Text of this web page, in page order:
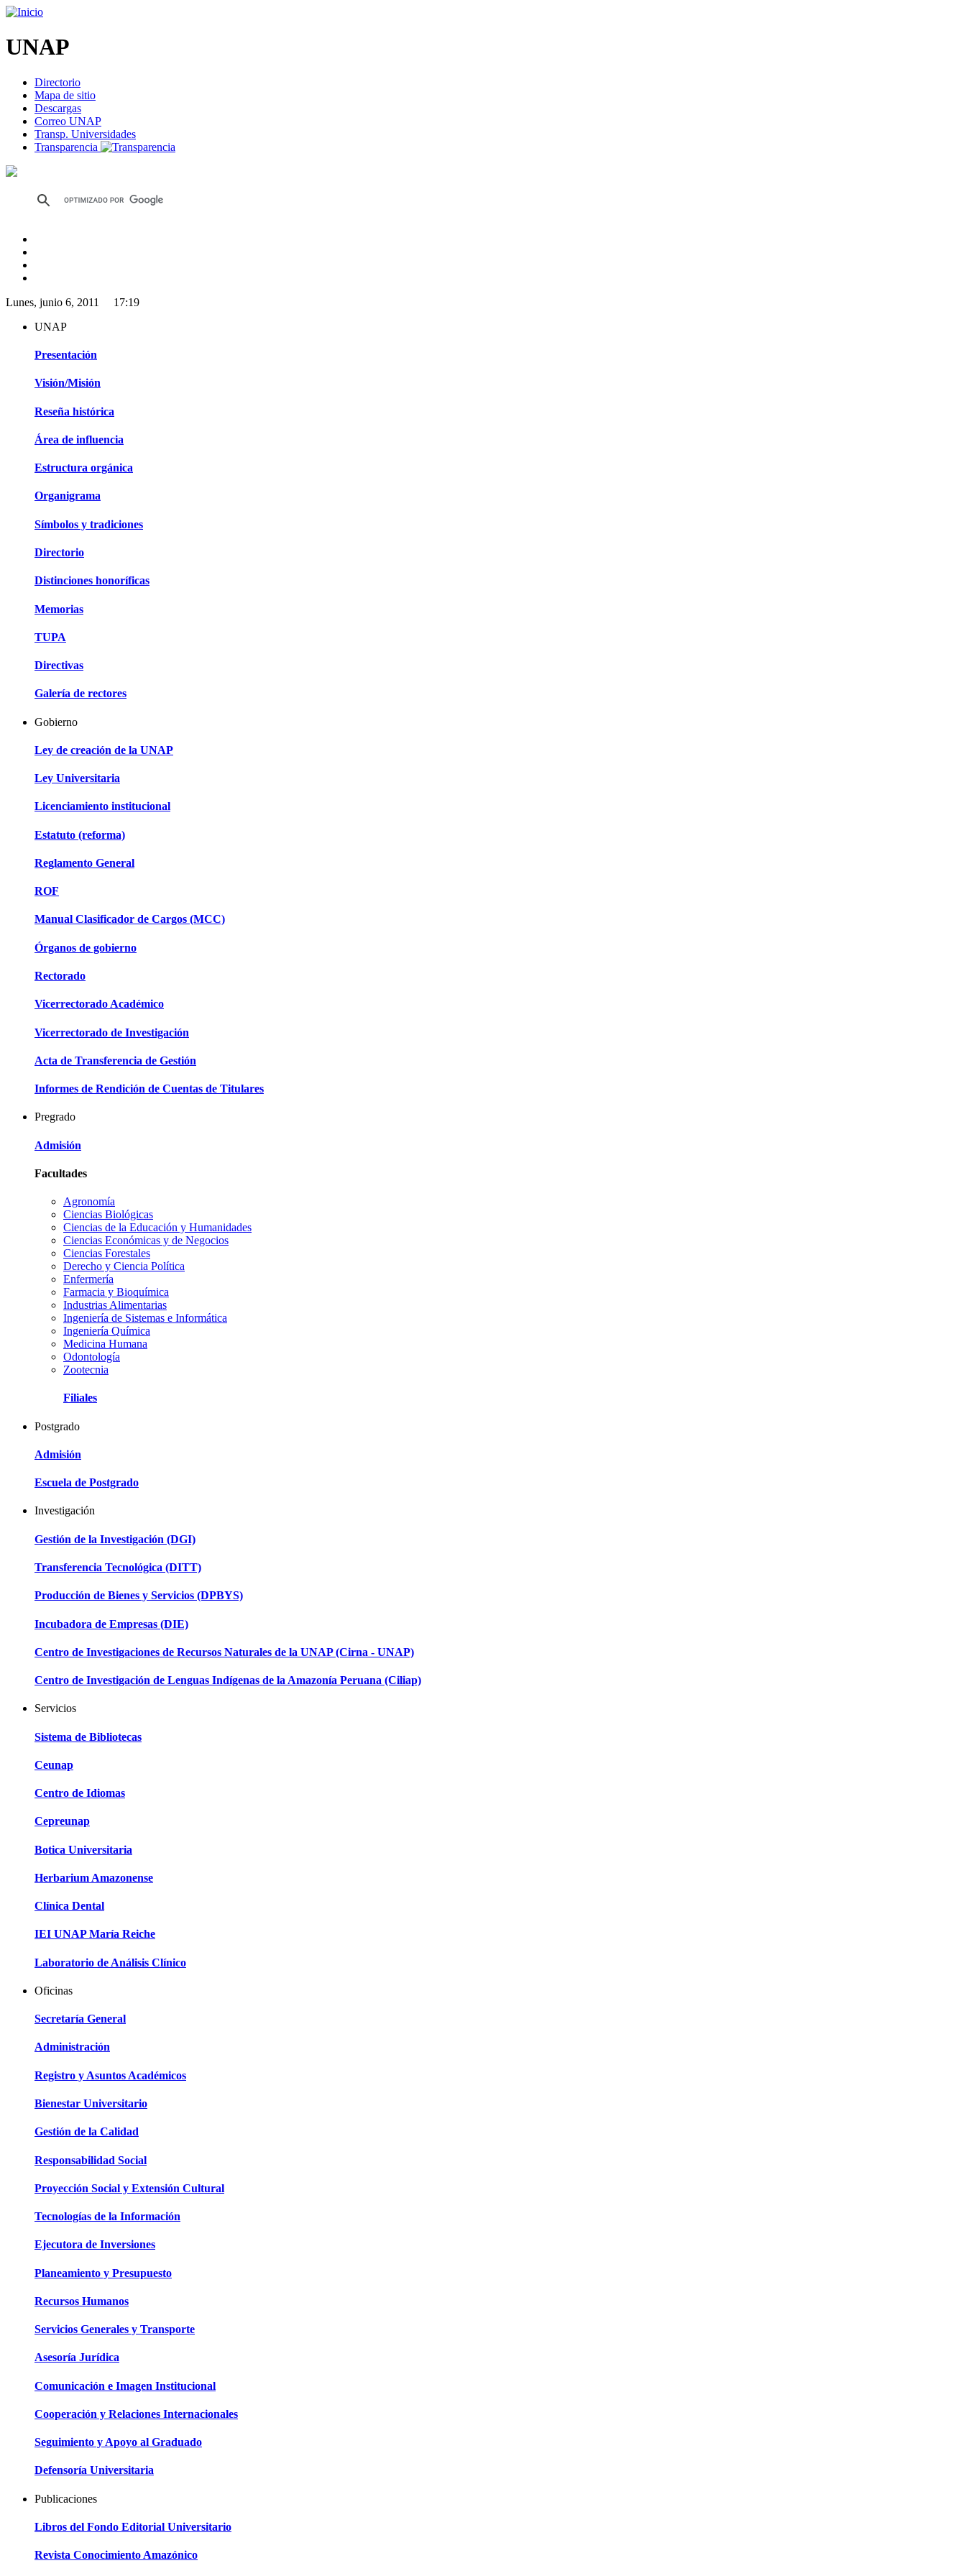
UNAP
Directorio
Mapa de sitio
Descargas
Correo UNAP
Transp. Universidades
Transparencia
Lunes, junio 6, 2011 17:19
UNAP
Presentación
Visión/Misión
Reseña histórica
Área de influencia
Estructura orgánica
Organigrama
Símbolos y tradiciones
Directorio
Distinciones honoríficas
Memorias
TUPA
Directivas
Galería de rectores
Gobierno
Ley de creación de la UNAP
Ley Universitaria
Licenciamiento institucional
Estatuto (reforma)
Reglamento General
ROF
Manual Clasificador de Cargos (MCC)
Órganos de gobierno
Rectorado
Vicerrectorado Académico
Vicerrectorado de Investigación
Acta de Transferencia de Gestión
Informes de Rendición de Cuentas de Titulares
Pregrado
Admisión
Facultades
Agronomía
Ciencias Biológicas
Ciencias de la Educación y Humanidades
Ciencias Económicas y de Negocios
Ciencias Forestales
Derecho y Ciencia Política
Enfermería
Farmacia y Bioquímica
Industrias Alimentarias
Ingeniería de Sistemas e Informática
Ingeniería Química
Medicina Humana
Odontología
Zootecnia
Filiales
Postgrado
Admisión
Escuela de Postgrado
Investigación
Gestión de la Investigación (DGI)
Transferencia Tecnológica (DITT)
Producción de Bienes y Servicios (DPBYS)
Incubadora de Empresas (DIE)
Centro de Investigaciones de Recursos Naturales de la UNAP (Cirna - UNAP)
Centro de Investigación de Lenguas Indígenas de la Amazonía Peruana (Ciliap)
Servicios
Sistema de Bibliotecas
Ceunap
Centro de Idiomas
Cepreunap
Botica Universitaria
Herbarium Amazonense
Clínica Dental
IEI UNAP María Reiche
Laboratorio de Análisis Clínico
Oficinas
Secretaría General
Administración
Registro y Asuntos Académicos
Bienestar Universitario
Gestión de la Calidad
Responsabilidad Social
Proyección Social y Extensión Cultural
Tecnologías de la Información
Ejecutora de Inversiones
Planeamiento y Presupuesto
Recursos Humanos
Servicios Generales y Transporte
Asesoría Jurídica
Comunicación e Imagen Institucional
Cooperación y Relaciones Internacionales
Seguimiento y Apoyo al Graduado
Defensoría Universitaria
Publicaciones
Libros del Fondo Editorial Universitario
Revista Conocimiento Amazónico